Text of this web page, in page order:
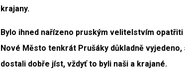
krajany.
Bylo ihned nařízeno pruským velitelstvím
Nové Město tenkrát Prušáky důkladně
dostali dobře jíst, vždyť to byli naši a krajané.